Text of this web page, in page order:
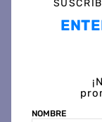
NOMBRE